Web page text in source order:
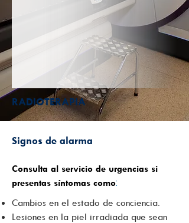
RADIOTERAPIA
Signos de alarma
Consulta al servicio de urgencias si
presentas síntomas como:
Cambios en el estado de conciencia.
Lesiones en la piel irradiada que sean